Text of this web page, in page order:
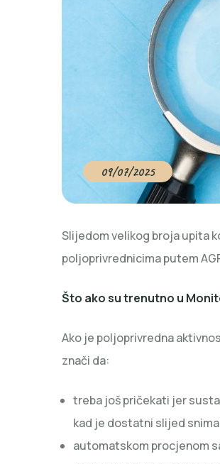
09/07/2025
Slijedom velikog broja upita
poljoprivrednicima putem
Što ako su trenutno u
Ako je poljoprivredna
znači da:
treba još pričekati jer
kad je dostatni slijed
automatskom procjenom